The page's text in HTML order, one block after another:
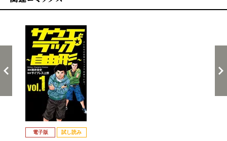
電子版 試し読み